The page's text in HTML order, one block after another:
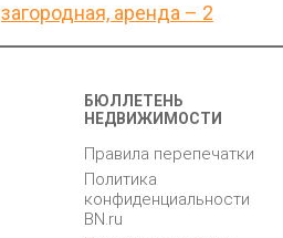
загородная, аренда – 2
БЮЛЛЕТЕНЬ
НЕДВИЖИМОСТИ
Правила перепечатки
Политика
конфиденциальности
BN.ru